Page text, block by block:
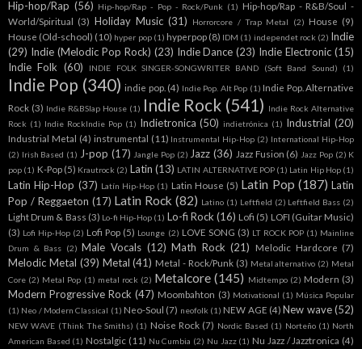
Hip-hop/Rap (56) Hip-hop/Rap - Pop - Rock/Punk (1) Hip-hop/Rap - R&B/Soul -
World/Spiritual (3) Holiday Music (31) Horrorcore / Trap Metal (2) House (9)
House (Old-school) (10) hyper pop (1) hyperpop (8) IDM (1) independet rock (2) Indie
(29) Indie (Melodic Pop Rock) (23) Indie Dance (23) Indie Electronic (15)
Indie Folk (60) INDIE FOLK SINGER-SONGWRITER BAND (Soft Band Sound) (1)
Indie Pop (340) indie pop. (4) Indie Pop. Alt Pop (1) Indie Pop. Alternative
Rock (3) Indie R&BSlap House (1) Indie Rock (541) Indie Rock Alternative
Rock (1) Indie RockIndie Pop (1) Indietronica (50) indietrónica (1) Industrial (20)
Industrial Metal (4) instrumental (11) Instrumental Hip-Hop (2) International Hip-Hop
(2) Irish Based (1) J-pop (17) Jangle Pop (2) Jazz (36) Jazz Fusion (6) Jazz Pop (2) K
pop (1) K-Pop (5) Krautrock (2) Latin (13) LATIN ALTERNATIVE POP (1) Latin Hip Hop (1)
Latin Hip-Hop (37) Latín Hip-Hop (1) Latin House (5) Latin Pop (187) Latin
Pop / Reggaeton (17) Latin Rock (82) Latino (1) Leftfield (2) Leftfield Bass (2)
Light Drum & Bass (3) Lo-fi Hip-Hop (1) Lo-fi Rock (16) Lofi (5) LOFI (Guitar Music)
(3) Lofi Hip-Hop (2) Lofi Pop (5) Lounge (2) LOVE SONG (3) LT ROCK POP (1) Mainline
Drum & Bass (2) Male Vocals (12) Math Rock (21) Melodic Hardcore (7)
Melodic Metal (39) Metal (41) Metal - Rock/Punk (3) Metal alternativo (2) Metal
Core (2) Metal Pop (1) metal rock (2) Metalcore (145) Midtempo (2) Modern (3)
Modern Progressive Rock (47) Moombahton (3) Motivational (1) Música Popular
(1) Neo / Modern Classical (1) Neo-Soul (7) neofolk (1) NEW AGE (4) New wave (52)
NEW WAVE (Think The Smiths) (1) Noise Rock (7) Nordic Based (1) Norteño (1) North
American Based (1) Nostalgic (11) Nu Cumbia (2) Nu Jazz (1) Nu Jazz / Jazztronica (4)